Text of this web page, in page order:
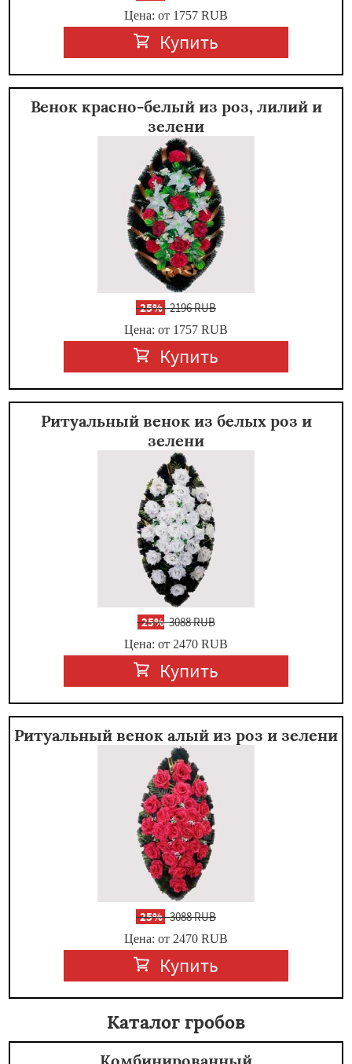
Цена: от 1757 RUB
Купить
Венок красно-белый из роз, лилий и
зелени
-25%2196 RUB
Цена: от 1757 RUB
Купить
Ритуальный венок из белых роз и
зелени
-25%3088 RUB
Цена: от 2470 RUB
Купить
Ритуальный венок алый из роз и зелени
-25%3088 RUB
Цена: от 2470 RUB
Купить
Каталог гробов